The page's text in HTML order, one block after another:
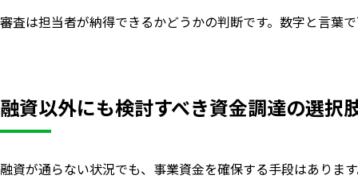
審査は担当者が納得できるかどうかの判断です。数字と言葉
融資以外にも検討すべき資金調達の選択
融資が通らない状況でも、事業資金を確保する手段はありま